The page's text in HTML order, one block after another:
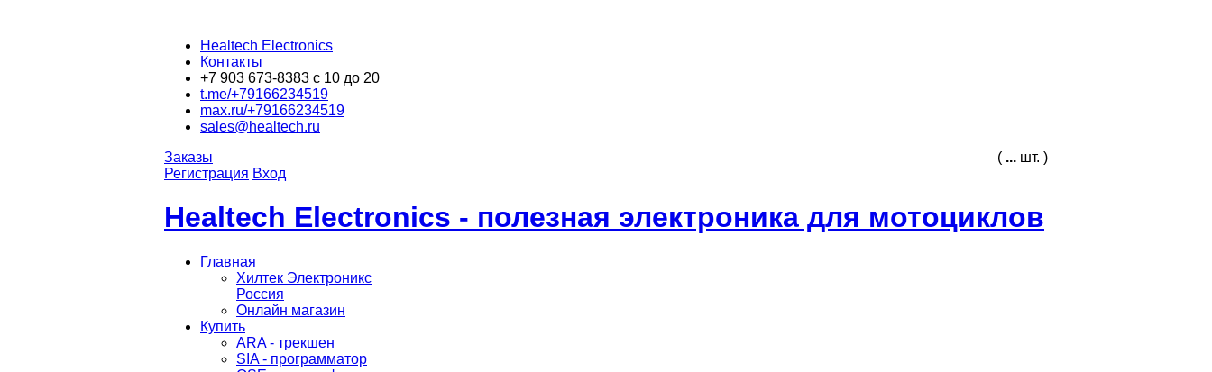
Healtech Electronics
Контакты
+7 903 673-8383 с 10 до 20
t.me/+79166234519
max.ru/+79166234519
sales@healtech.ru
( ... шт. )
Заказы
Регистрация Вход
Healtech Electronics - полезная электроника для мотоциклов
Главная
Хилтек Электроникс
Россия
Онлайн магазин
Купить
ARA - трекшен
SIA - программатор